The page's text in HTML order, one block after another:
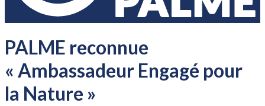
PALME reconnue
« Ambassadeur Engagé pour
la Nature »